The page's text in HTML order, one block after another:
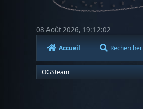
08 Août 2026, 19:12:02
Accueil Rechercher
OGSteam